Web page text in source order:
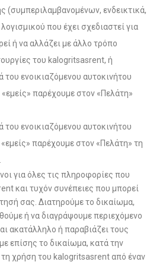
(συμπεριλαμβανομένων, ενδεικτικά,
που έχει σχεδιαστεί για
ή να αλλάζει με άλλο τρόπο
του kalogritsasrent, ή
ενοικιαζόμενου αυτοκινήτου
παρέχουμε στον «Πελάτη»
ενοικιαζόμενου αυτοκινήτου
παρέχουμε στον «Πελάτη» τη
για όλες τις πληροφορίες που
και τυχόν συνέπειες που μπορεί
σας. Διατηρούμε το δικαίωμα,
ή να διαγράψουμε περιεχόμενο
ακατάλληλο ή παραβιάζει τους
επίσης το δικαίωμα, κατά την
τη χρήση του kalogritsasrent από έναν